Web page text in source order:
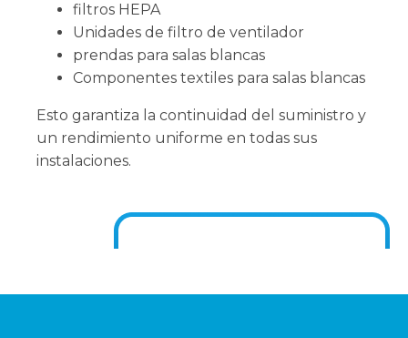
filtros HEPA
Unidades de filtro de ventilador
prendas para salas blancas
Componentes textiles para salas blancas
Esto garantiza la continuidad del suministro y
un rendimiento uniforme en todas sus
instalaciones.